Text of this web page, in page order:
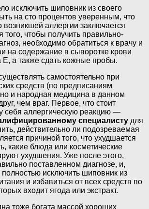
исключить шиповник из своего
на сто процентов уверенным, что
возникшей аллергии заключается
чтобы получить правильно-
необходимо обратиться к врачу и
на содержание в сыворотке крови
Е, а также сдать кожные пробы.
самостоятельно при
средств (по предписаниям
и народная медицина в данном
чем враг. Первое, что стоит
себя аллергическую реакцию —
специалисту для
действительно ли подозреваемая
причиной того, что ухудшается
какие блюда или косметические
ухудшения. Уже после этого,
поставленном диагнозе, и,
исключить шиповник из
и избавиться от всех средств по
входит ягода или экстракт.
тоже богата массой хороших